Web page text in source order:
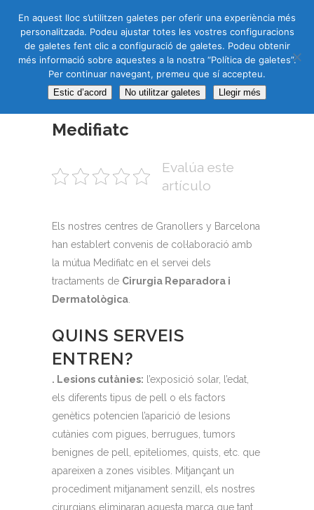
CAS CAT ENG RUS
07 ABR.
Medifiatc
Evalúa este
artículo
Els nostres centres de Granollers y Barcelona
han establert convenis de col·laboració amb
la mútua Medifiatc en el servei dels
tractaments de Cirurgia Reparadora i
Dermatològica
QUINS SERVEIS
ENTREN?
. Lesions cutànies: l’exposició solar, l’edat,
els diferents tipus de pell o els factors
genètics potencien l’aparició de lesions
cutànies com pigues, berrugues, tumors
benignes de pell, epiteliomes, quists, etc. que
apareixen a zones visibles. Mitjançant un
procediment mitjanament senzill, els nostres
cirurgians eliminaran aquesta marca que tant
En aquest lloc s’utilitzen galetes per oferir una experiència més
personalitzada. Podeu ajustar totes les vostres configuracions
de galetes fent clic a configuració de galetes. Podeu obtenir
més informació sobre aquestes a la nostra “Política de galetes”.
Per continuar navegant, premeu que sí accepteu.
Estic d’acord No utilitzar galetes Llegir més